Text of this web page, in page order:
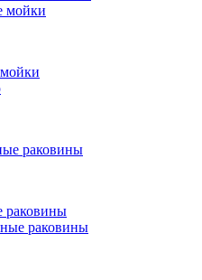
мойки
раковины
раковины
раковины